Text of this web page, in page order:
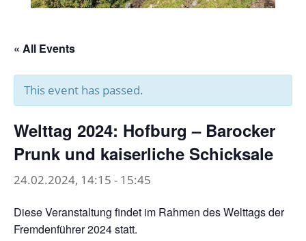
« All Events
This event has passed.
Welttag 2024: Hofburg – Barocker
Prunk und kaiserliche Schicksale
24.02.2024, 14:15 - 15:45
Diese Veranstaltung findet im Rahmen des Welttags der
Fremdenführer 2024 statt.